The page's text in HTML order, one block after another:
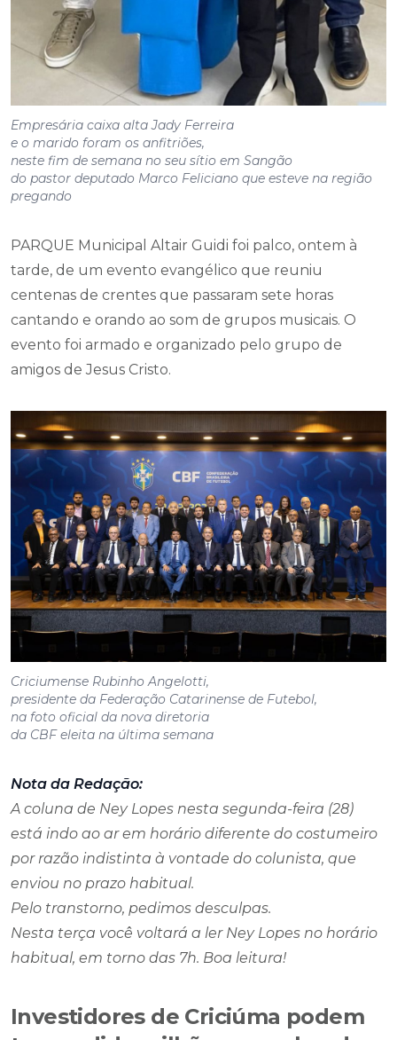
Empresária caixa alta Jady Ferreira
e o marido foram os anfitriões,
neste fim de semana no seu sítio em Sangão
do pastor deputado Marco Feliciano que esteve na região
pregando
PARQUE Municipal Altair Guidi foi palco, ontem à
centenas de crentes que passaram sete horas
cantando e orando ao som de grupos musicais. O
evento foi armado e organizado pelo grupo de
amigos de Jesus Cristo.
Criciumense Rubinho Angelotti,
presidente da Federação Catarinense de Futebol,
na foto oficial da nova diretoria
da CBF eleita na última semana
Nota da Redação:
está indo ao ar em horário diferente do costumeiro
por razão indistinta à vontade do colunista, que
enviou no prazo habitual.
Pelo transtorno, pedimos desculpas.
Nesta terça você voltará a ler Ney Lopes no horário
habitual, em torno das 7h. Boa leitura!
Investidores de Criciúma podem
criptomoedas